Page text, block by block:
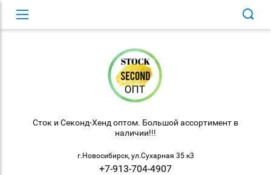
Сток и Секонд-Хенд оптом. Большой ассортимент в
наличии!!!
г.Новосибирск, ул.Сухарная 35 к3
+7-913-704-4907